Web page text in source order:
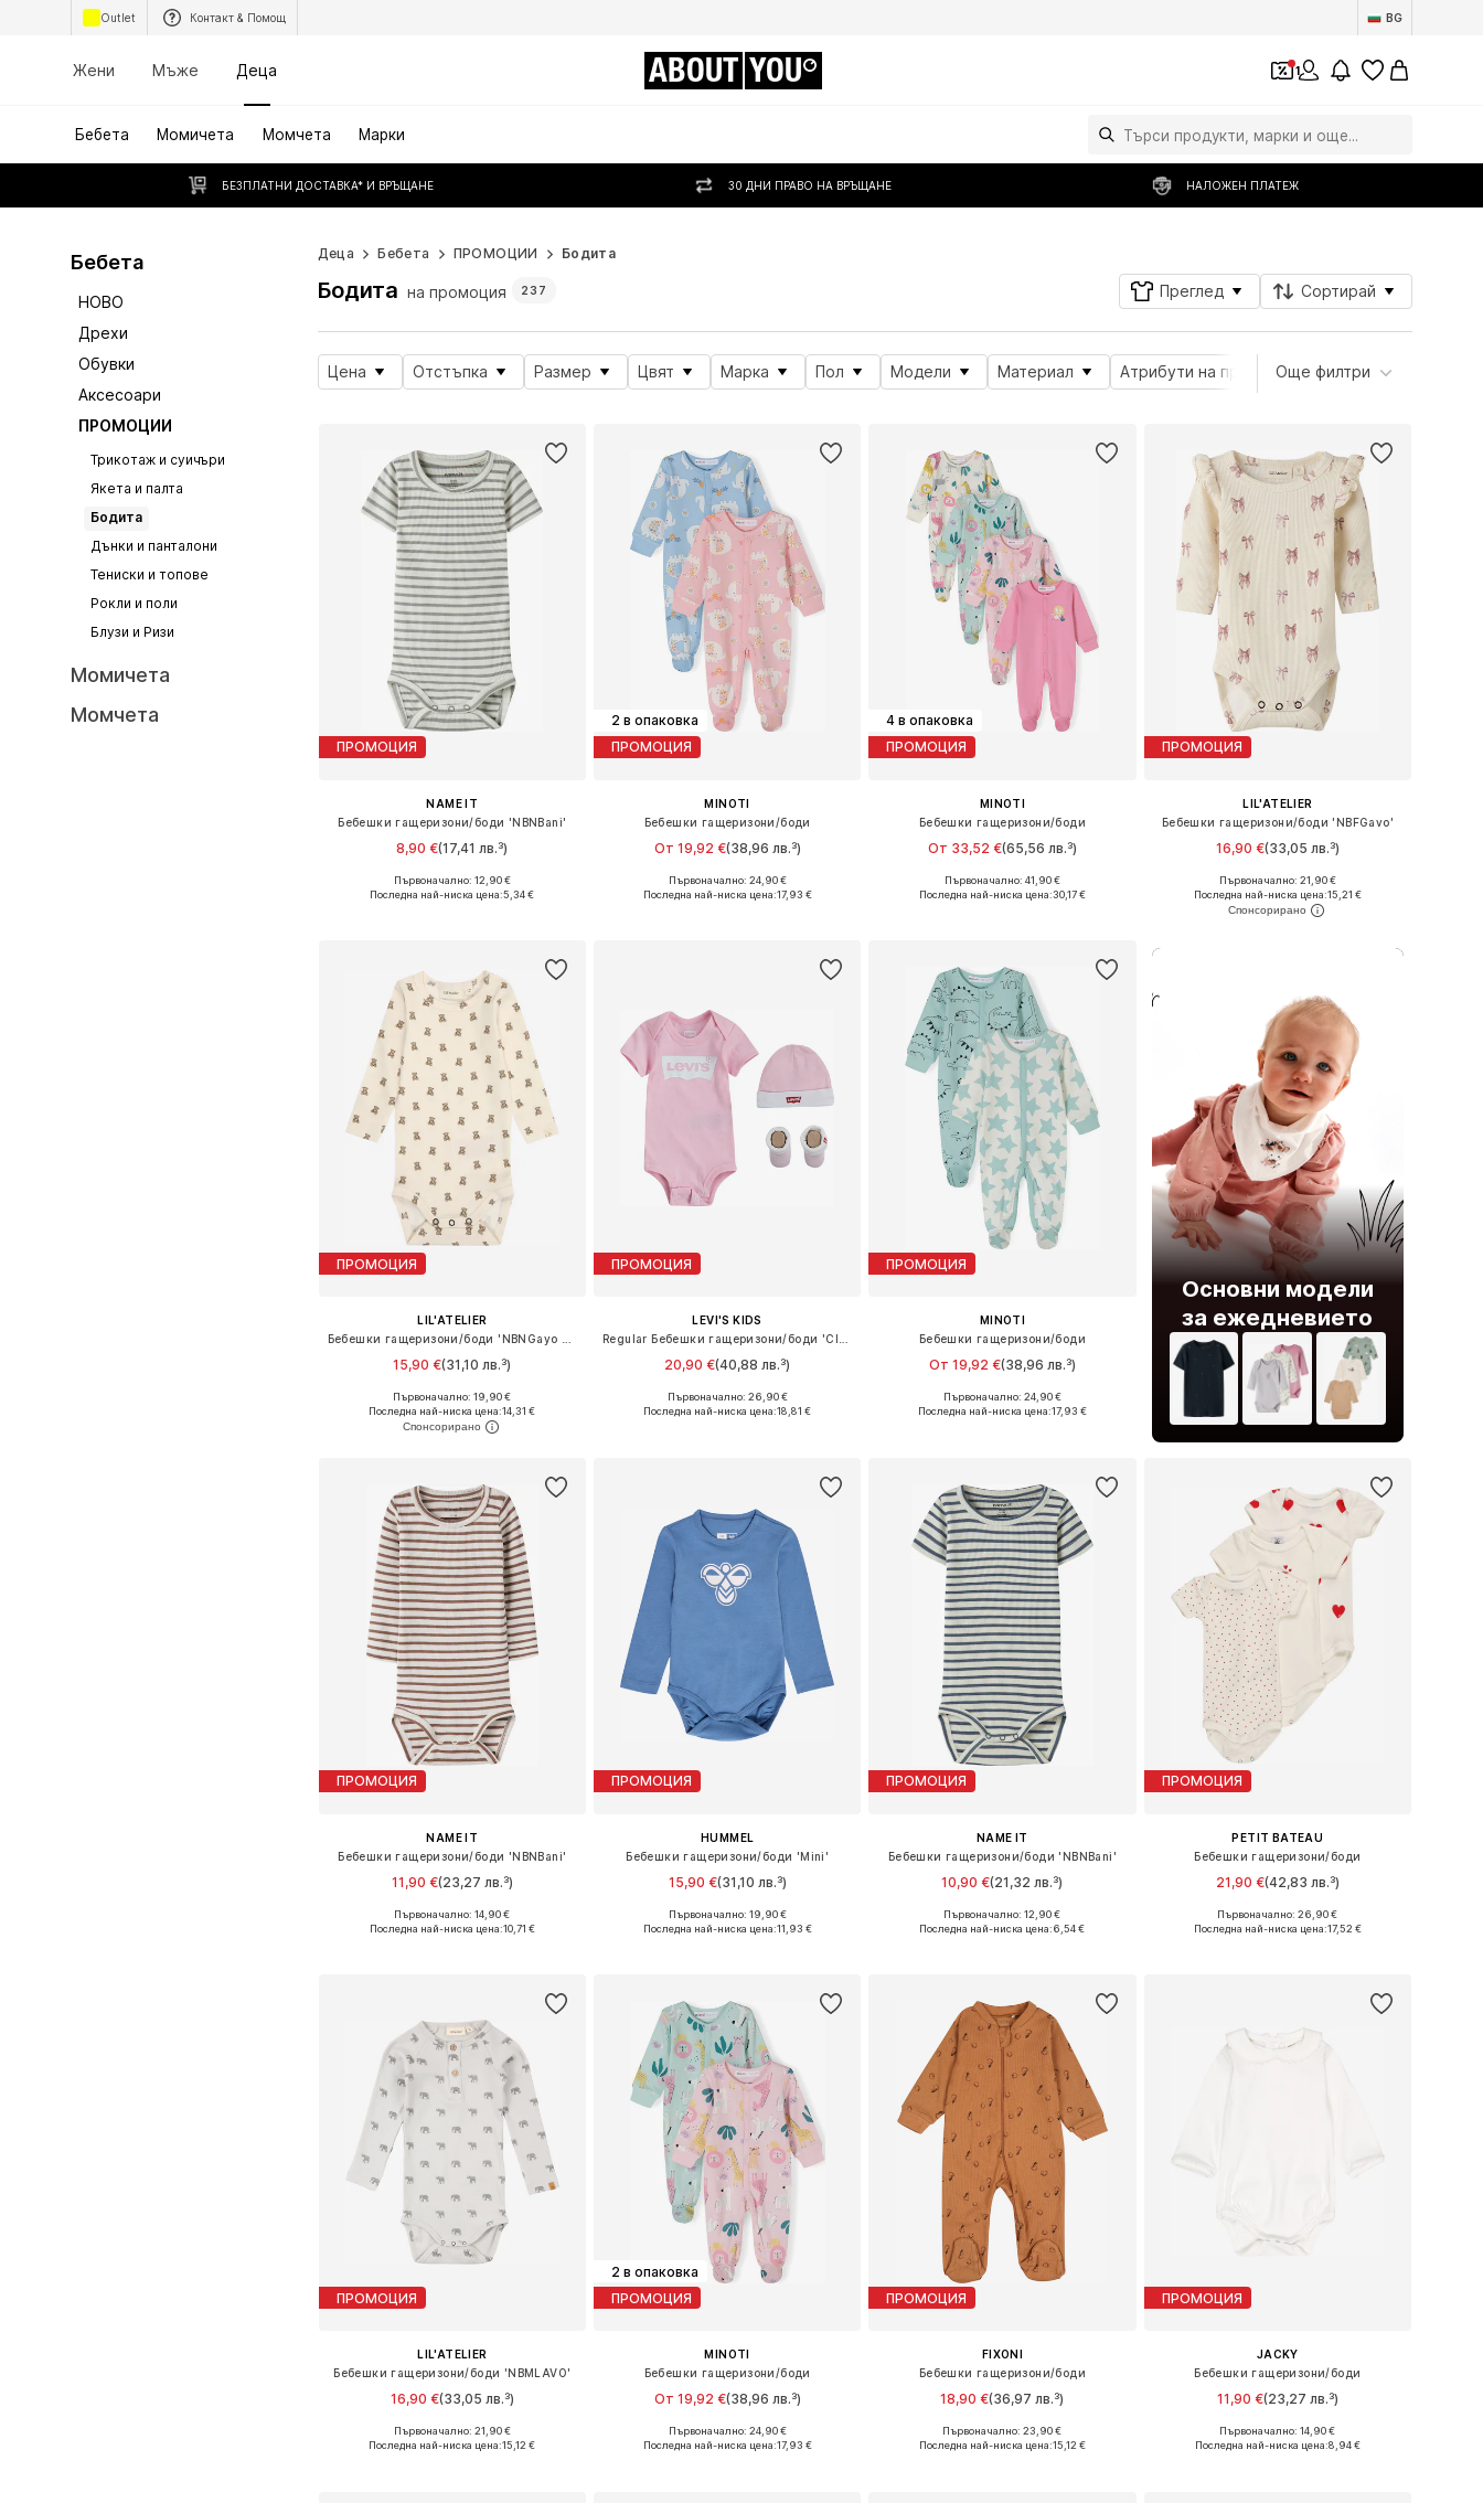
Outlet Контакт & Помощ BG
Жени Мъже Деца ABOUT YOU 1
Бебета Момичета Момчета Марки
БЕЗПЛАТНИ ДОСТАВКА* И ВРЪЩАНЕ 30 ДНИ ПРАВО НА ВРЪЩАНЕ НАЛОЖЕН ПЛАТЕЖ
Бебета
НОВО
Дрехи
Обувки
Аксесоари
ПРОМОЦИИ
Трикотаж и суичъри
Якета и палта
Бодита
Дънки и панталони
Тениски и топове
Рокли и поли
Блузи и Ризи
Момичета
Момчета
Деца Бебета ПРОМОЦИИ Бодита
Бодита на промоция 237 Преглед Сортирай
Цена Отстъпка Размер Цвят Марка Пол Модели Материал Атрибути на продукта Детайли
Още филтри
ПРОМОЦИЯ
NAME IT
Бебешки гащеризони/боди 'NBNBani'
8,90 €(17,41 лв.³)
+2
Предлага се в много размери
Първоначално: 12,90 €
Последна най-ниска цена:5,34 €
2 в опаковка
ПРОМОЦИЯ
MINOTI
Бебешки гащеризони/боди
От 19,92 €(38,96 лв.³)
Предлага се в много размери
Първоначално: 24,90 €
Последна най-ниска цена:17,93 €
4 в опаковка
ПРОМОЦИЯ
MINOTI
Бебешки гащеризони/боди
От 33,52 €(65,56 лв.³)
Предлага се в много размери
Първоначално: 41,90 €
Последна най-ниска цена:30,17 €
ПРОМОЦИЯ
LIL'ATELIER
Бебешки гащеризони/боди 'NBFGavo'
16,90 €(33,05 лв.³)
+1
Предлага се в много размери
Добави в кошницата
Първоначално: 21,90 €
Последна най-ниска цена:15,21 €
ПРОМОЦИЯ
LIL'ATELIER
15,90 €(31,10 лв.³)
Налични размери: 62, 68, 74, 80, 86
Добави в кошницата
Първоначално: 19,90 €
Последна най-ниска цена:14,31 €
ПРОМОЦИЯ
LEVI'S KIDS
20,90 €(40,88 лв.³)
Налични размери: 56-68, 68-80
Първоначално: 26,90 €
Последна най-ниска цена:18,81 €
ПРОМОЦИЯ
MINOTI
Бебешки гащеризони/боди
От 19,92 €(38,96 лв.³)
Предлага се в много размери
Първоначално: 24,90 €
Последна най-ниска цена:17,93 €
Основни модели
за ежедневието
ПРОМОЦИЯ
NAME IT
Бебешки гащеризони/боди 'NBNBani'
11,90 €(23,27 лв.³)
+4
Предлага се в много размери
Първоначално: 14,90 €
Последна най-ниска цена:10,71 €
ПРОМОЦИЯ
HUMMEL
Бебешки гащеризони/боди 'Mini'
15,90 €(31,10 лв.³)
Налични размери: 56, 68, 74, 80, 86, 92
Първоначално: 19,90 €
Последна най-ниска цена:11,93 €
ПРОМОЦИЯ
NAME IT
Бебешки гащеризони/боди 'NBNBani'
10,90 €(21,32 лв.³)
+2
Предлага се в много размери
Първоначално: 12,90 €
Последна най-ниска цена:6,54 €
ПРОМОЦИЯ
PETIT BATEAU
Бебешки гащеризони/боди
21,90 €(42,83 лв.³)
Налични размери: 62, 68, 80, 86, 98
Първоначално: 26,90 €
Последна най-ниска цена:17,52 €
ПРОМОЦИЯ
LIL'ATELIER
Бебешки гащеризони/боди 'NBMLAVO'
16,90 €(33,05 лв.³)
Налични размери: 56, 62, 68, 74, 80
Първоначално: 21,90 €
Последна най-ниска цена:15,12 €
2 в опаковка
ПРОМОЦИЯ
MINOTI
Бебешки гащеризони/боди
От 19,92 €(38,96 лв.³)
Предлага се в много размери
Първоначално: 24,90 €
Последна най-ниска цена:17,93 €
ПРОМОЦИЯ
FIXONI
Бебешки гащеризони/боди
18,90 €(36,97 лв.³)
Налични размери: 50, 62, 68, 74, 80
Първоначално: 23,90 €
Последна най-ниска цена:15,12 €
ПРОМОЦИЯ
JACKY
Бебешки гащеризони/боди
11,90 €(23,27 лв.³)
Налични размери: 50, 56, 62, 68, 86, 92
Първоначално: 14,90 €
Последна най-ниска цена:8,94 €